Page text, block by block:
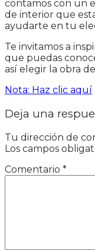
contamos con un
de interior que
ayudarte en tu
Te invitamos a
que puedas
así elegir la obra
Nota: Haz clic aquí
Deja una
Tu dirección de
Los campos
Comentario *